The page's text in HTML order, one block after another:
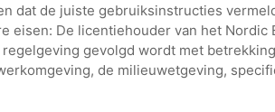
dat de juiste gebruiksinstructies
eisen: De licentiehouder van het Nordic
gevolgd wordt met
de milieuwetgeving,